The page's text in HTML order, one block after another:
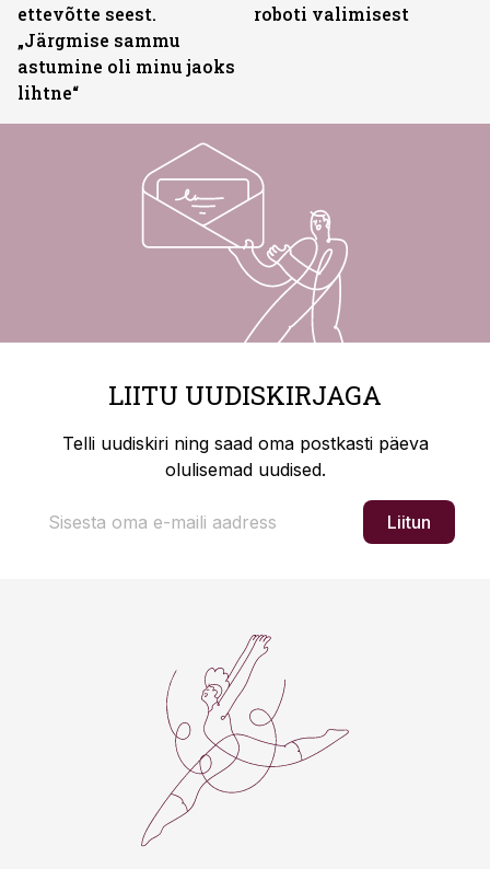
ettevõtte seest.
„Järgmise sammu
astumine oli minu jaoks
lihtne“
roboti valimisest
LIITU UUDISKIRJAGA
Telli uudiskiri ning saad oma postkasti päeva
olulisemad uudised.
Liitun